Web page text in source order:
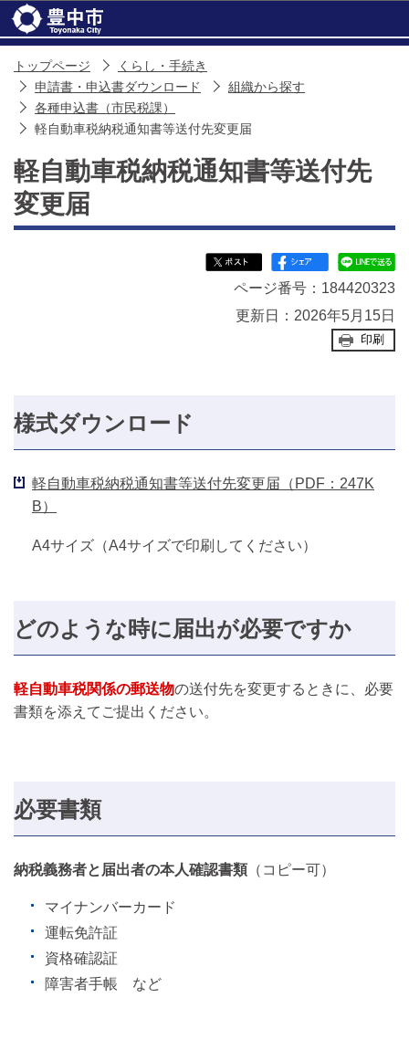
トップページ
くらし・手続き
申請書・申込書ダウンロード
組織から探す
各種申込書（市民税課）
軽自動車税納税通知書等送付先変更届
軽自動車税納税通知書等送付先
変更届
ページ番号：184420323
更新日：2026年5月15日
印刷
様式ダウンロード
軽自動車税納税通知書等送付先変更届（PDF：247K
B）
A4サイズ（A4サイズで印刷してください）
どのような時に届出が必要ですか
軽自動車税関係の郵送物の送付先を変更するときに、必要
書類を添えてご提出ください。
必要書類
納税義務者と届出者の本人確認書類 （コピー可）
マイナンバーカード
運転免許証
資格確認証
障害者手帳 など